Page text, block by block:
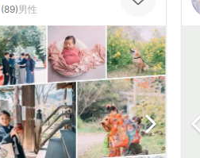
(89)男性